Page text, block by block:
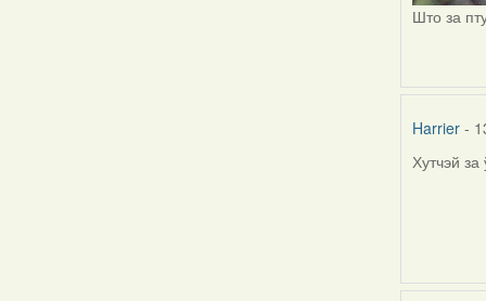
Што за
Harrier -
In
К
Хутчэй